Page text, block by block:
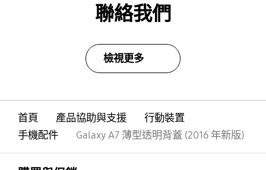
聯絡我們
檢視更多
首頁 產品協助與支援
行動裝置
手機配件
Galaxy A7 薄型透明背蓋 (2016 年新版)